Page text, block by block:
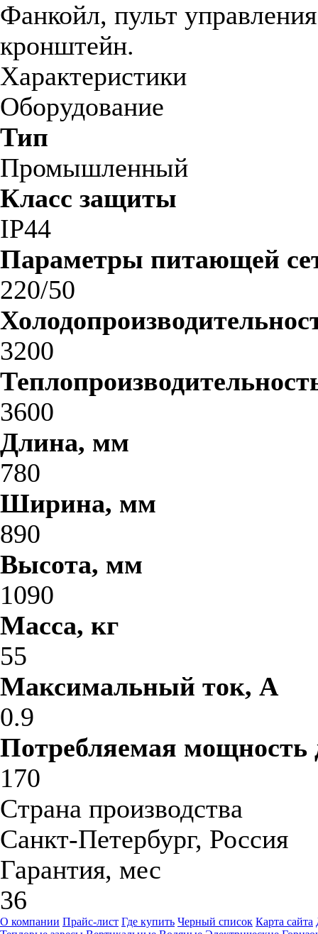
Фанкойл, пульт
кронштейн.
Характеристики
Оборудование
Тип
Промышленный
Класс защиты
IP44
Параметры питающей
220/50
3200
3600
Длина, мм
780
Ширина, мм
890
Высота, мм
1090
Масса, кг
55
Максимальный ток, A
0.9
Потребляемая мощность
170
Страна производства
Санкт-Петербург, Россия
Гарантия, мес
36
О компании Прайс-лист Где купить Черный список Карта сайта